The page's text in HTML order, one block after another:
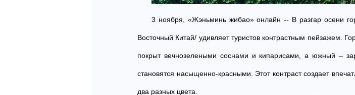
3 ноября, «Жэньминь жибао» онлайн -- В разгар осени
Восточный Китай/ удивляет туристов контрастным пейзажем.
покрыт вечнозелеными соснами и кипарисами, а южный –
становятся насыщенно-красными. Этот контраст создает
два разных цвета.